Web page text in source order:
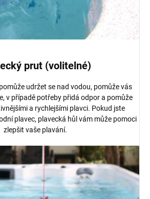
prut (volitelné)
udržet se nad vodou, pomůže vás
v případě potřeby přidá odpor a pomůže
a rychlejšími plavci. Pokud jste
plavec, plavecká hůl vám může pomoci
zlepšit vaše plavání.